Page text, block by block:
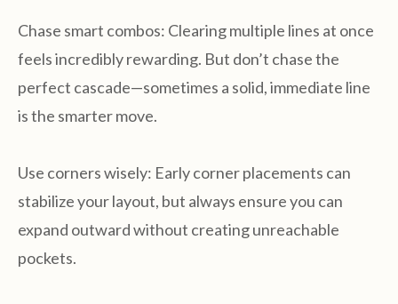
Chase smart combos: Clearing multiple lines at once
feels incredibly rewarding. But don’t chase the
perfect cascade—sometimes a solid, immediate line
is the smarter move.
Use corners wisely: Early corner placements can
stabilize your layout, but always ensure you can
expand outward without creating unreachable
pockets.